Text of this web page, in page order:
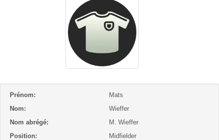
Prénom:
Mats
Nom:
Wieffer
Nom abrégé:
M. Wieffer
Position:
Midfielder